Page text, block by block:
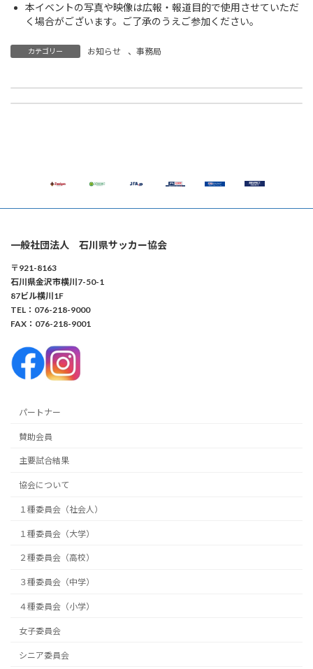
本イベントの写真や映像は広報・報道目的で使用させていただ
く場合がございます。ご了承のうえご参加ください。
カテゴリー お知らせ 、 事務局
【事務局】「LUZeSOMBRA」様とのオフィシャルサプライヤー契約締結のお知らせ
一般社団法人 石川県サッカー協会
〒921-8163
石川県金沢市横川7-50-1
87ビル横川1F
TEL：076-218-9000
FAX：076-218-9001
パートナー
賛助会員
主要試合結果
協会について
１種委員会（社会人）
１種委員会（大学）
２種委員会（高校）
３種委員会（中学）
４種委員会（小学）
女子委員会
シニア委員会